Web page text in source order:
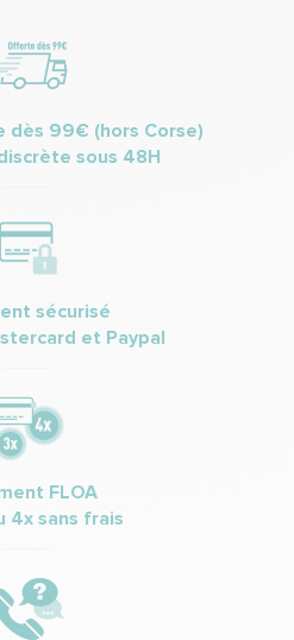
dès 99€ (hors Corse)
sous 48H
sécurisé
et Paypal
FLOA
4x sans frais